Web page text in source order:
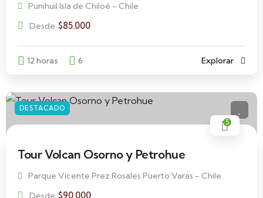
Punihuil Isla de Chiloé - Chile
Desde $85.000
12 horas 6 Explorar
DESTACADO
5
Tour Volcan Osorno y Petrohue
Parque Vicente Prez Rosales Puerto Varas - Chile
Desde $90.000